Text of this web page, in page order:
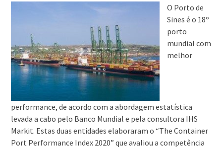
O Porto de
Sines é o 18º
porto
mundial com
melhor
performance, de acordo com a abordagem estatística
levada a cabo pelo Banco Mundial e pela consultora IHS
Markit. Estas duas entidades elaboraram o “The Container
Port Performance Index 2020” que avaliou a competência